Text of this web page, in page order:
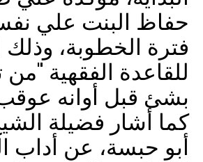
حفاظ البنت علي
فترة الخطوبة، وذلك
للقاعدة الفقهية
بشئ قبل أوانه
كما أشار فضيلة
أبو حبسة، عن أداب